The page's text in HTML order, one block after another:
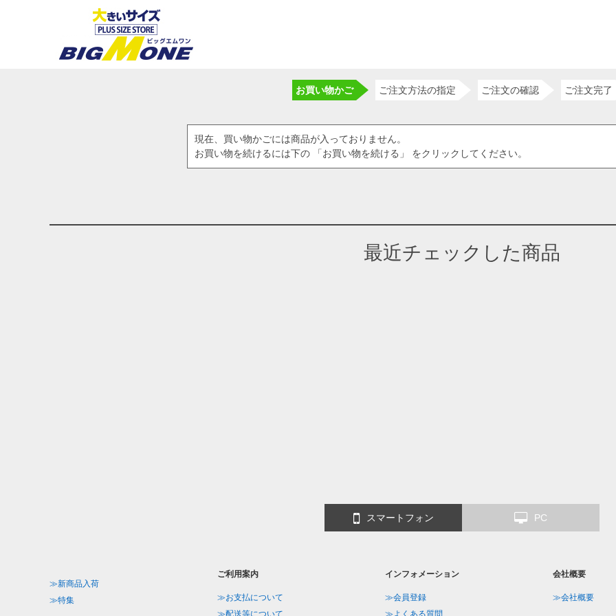
お買い物かご ご注文方法の指定 ご注文の確認 ご注文完了
現在、買い物かごには商品が入っておりません。
お買い物を続けるには下の 「お買い物を続ける」 をクリックしてください。
最近チェックした商品
スマートフォン PC
≫新商品入荷
≫特集
ご利用案内
≫お支払について
≫配送等について
インフォメーション
≫会員登録
≫よくある質問
会社概要
≫会社概要